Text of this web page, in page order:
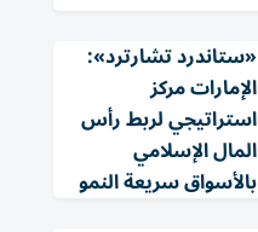
«ستاندرد تشارترد»:
الإمارات مركز
استراتيجي لربط رأس
المال الإسلامي
بالأسواق سريعة النمو